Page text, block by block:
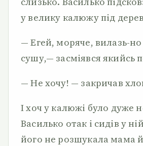
у велику калюжу під
— Егей, моряче, вилазь-
сушу,— засміявся якийсь
— Не хочу! — закричав
І хоч у калюжі було дуже
Василько отак і сидів у
його не розшукала мама